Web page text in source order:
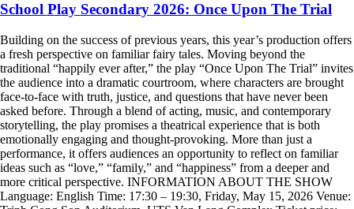
School Play Secondary 2026: Once Upon The Trial
Building on the success of previous years, this year’s production offers
a fresh perspective on familiar fairy tales. Moving beyond the
traditional “happily ever after,” the play “Once Upon The Trial” invites
the audience into a dramatic courtroom, where characters are brought
face-to-face with truth, justice, and questions that have never been
asked before. Through a blend of acting, music, and contemporary
storytelling, the play promises a theatrical experience that is both
emotionally engaging and thought-provoking. More than just a
performance, it offers audiences an opportunity to reflect on familiar
ideas such as “love,” “family,” and “happiness” from a deeper and
more critical perspective. INFORMATION ABOUT THE SHOW
Language: English Time: 17:30 – 19:30, Friday, May 15, 2026 Venue: